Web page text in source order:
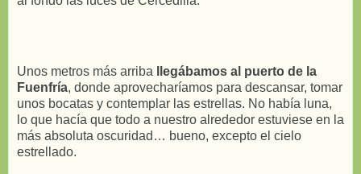
Unos metros más arriba
llegábamos al puerto de la
Fuenfría, donde aprovecharíamos para descansar, tomar
unos bocatas y contemplar las estrellas. No había luna,
lo que hacía que todo a nuestro alrededor estuviese en la
más absoluta oscuridad… bueno, excepto el cielo
estrellado.